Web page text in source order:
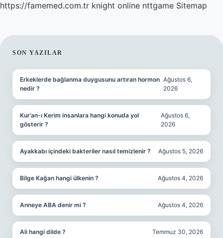
https://famemed.com.tr knight online nttgame Sitemap
SIDEBAR
SON YAZILAR
Erkeklerde bağlanma duygusunu artıran hormon
nedir ?
Ağustos 6,
2026
Kur’an-ı Kerim insanlara hangi konuda yol
gösterir ?
Ağustos 6,
2026
Ayakkabı içindeki bakteriler nasıl temizlenir ? Ağustos 5, 2026
Bilge Kağan hangi ülkenin ? Ağustos 4, 2026
Anneye ABA denir mi ? Ağustos 4, 2026
Ali hangi dilde ? Temmuz 30, 2026